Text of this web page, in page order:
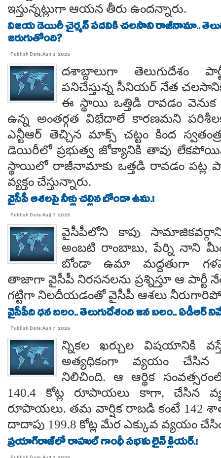
ఇస్తున్నట్లుగా ఆయన తీరు ఉందన్నారు.
విజయ డెయిరీ చైర్మన్ పదవికి చలసాని రాజీనామా..
జరుగుతోంది?
Publish Date:Aug 8, 2026
దశాబ్దాలుగా తెలుగుదేశం
పనిచేస్తున్న సీనియర్ నేత
ఈ స్థాయి ఒత్తిడి రావడం వెనుక
ఉన్న అంతర్గత విభేదాలే కారణమని
ఎన్టీఆర్ తెచ్చిన మాక్స్ చట్టం కింద
డెయిరీలో ప్రభుత్వ జోక్యానికి తావు
స్థాయిలో రాజీనామాకు ఒత్తడి రావడం పట్ల
వ్యక్తం చేస్తున్నారు.
వైసీపీ ఆశలపై నీళ్లు చల్లిన బోండా ఉమ.!
Publish Date:Aug 7, 2026
వైసీపీలోని కాపు
అంబటి రాంబాబు, పేర్ని నాని
బోండా ఉమా మద్దతుగా
తాజాగా వైసీపీ నిరసనలను ప్రశ్నిస్తూ ఆ
గట్టిగా నిలదీయడంతో వైసీపీ ఆశలు
వైసీపీది ధన బలం.. తెలుగుదేశంది జన బలం.. ఏడీఆర్
Publish Date:Aug 7, 2026
న్నికల ఖర్చుల విషయానికి
అత్యధికంగా వ్యయం చేసిన
నిలిచింది. ఆ ఆర్థిక
140.4 కోట్ల రూపాయలు కాగా, చేసిన
రూపాయలు. తమ వార్షిక రాబడి కంటే 142
దాదాపు 199.8 కోట్ల మేర ఎక్కువ వ్యయం
ప్రయాగ్‌రాజ్‌లో రాహుల్ గాంధీ సభకు లైన్ క్లియర్.!